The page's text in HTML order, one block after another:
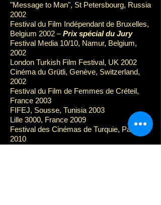
"Message to Man", St Petersbourg, Russia
2002
Festival du Film Indépendant de Bruxelles,
Belgium 2002 –Prix spécial du Jury
Festival Media 10/10, Namur, Belgium,
2002
London Turkish Film Festival, UK 2002
Cinéma du Grütli, Genève, Switzerland,
2002
Festival du Film de Femmes de Créteil,
France 2003
FIFEJ, Sousse, Tunisia 2003
Lille 3000, France 2009
Festival des Cinémas de Turquie, Paris,
2010